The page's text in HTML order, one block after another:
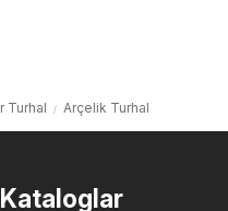
Turhal Arçelik Turhal
Kataloglar